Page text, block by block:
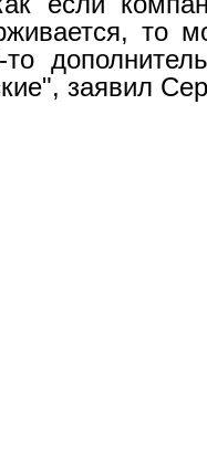
то
то
заявил